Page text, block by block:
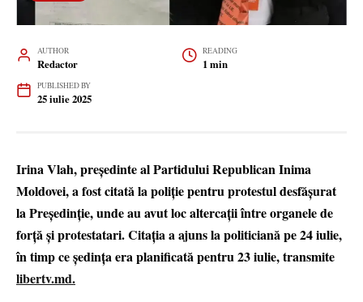
AUTHOR
Redactor
READING
1 min
PUBLISHED BY
25 iulie 2025
Irina Vlah, președinte al Partidului Republican Inima
Moldovei, a fost citată la poliție pentru protestul desfășurat
la Președinție, unde au avut loc altercații între organele de
forță și protestatari. Citația a ajuns la politiciană pe 24 iulie,
în timp ce ședința era planificată pentru 23 iulie, transmite
libertv.md.